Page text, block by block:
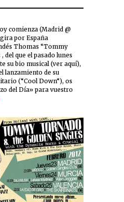
comienza (Madrid @
por España
Thomas “Tommy
del que el pasado lunes
su bio musical (ver aquí),
lanzamiento de su
(“Cool Down“), os
del Día» para vuestro